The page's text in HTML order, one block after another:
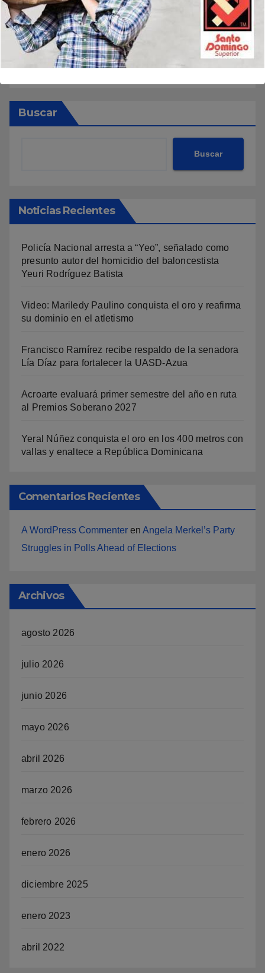
Buscar
Buscar
Noticias Recientes
Policía Nacional arresta a “Yeo”, señalado como
presunto autor del homicidio del baloncestista
Yeuri Rodríguez Batista
Video: Mariledy Paulino conquista el oro y reafirma
su dominio en el atletismo
Francisco Ramírez recibe respaldo de la senadora
Lía Díaz para fortalecer la UASD-Azua
Acroarte evaluará primer semestre del año en ruta
al Premios Soberano 2027
Yeral Núñez conquista el oro en los 400 metros con
vallas y enaltece a República Dominicana
Comentarios Recientes
A WordPress Commenter en Angela Merkel’s Party
Struggles in Polls Ahead of Elections
Archivos
agosto 2026
julio 2026
junio 2026
mayo 2026
abril 2026
marzo 2026
febrero 2026
enero 2026
diciembre 2025
enero 2023
abril 2022